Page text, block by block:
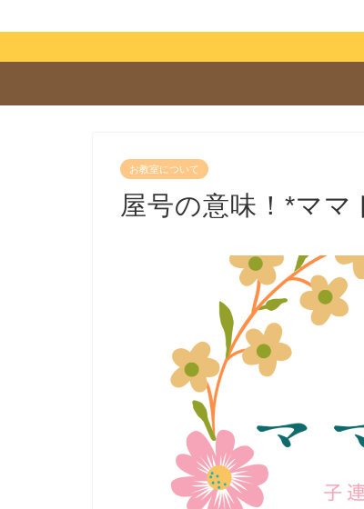
お教室について
屋号の意味！*ママ